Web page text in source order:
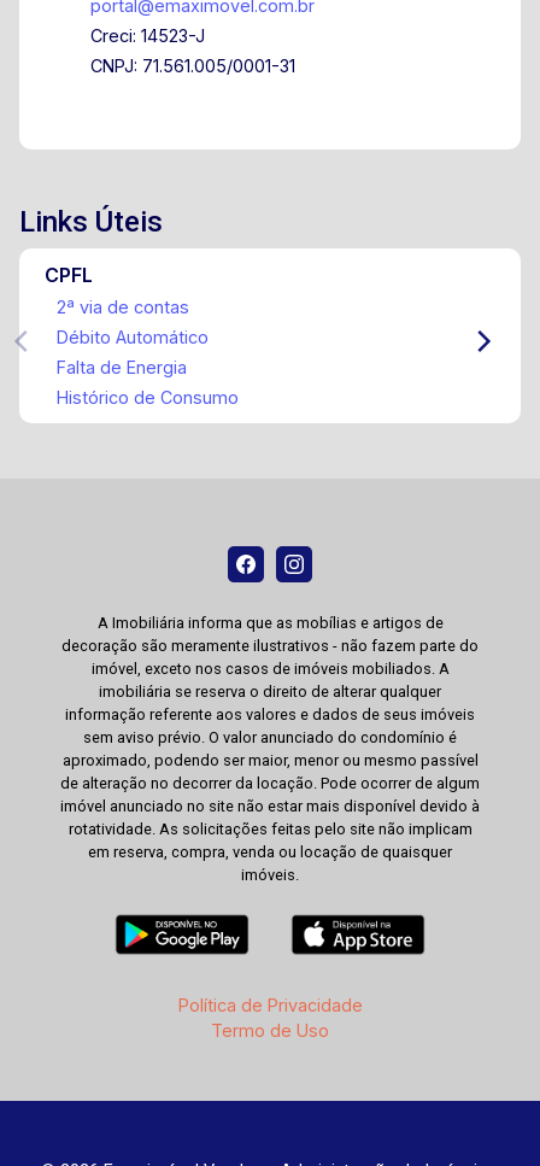
portal@emaximovel.com.br
Creci: 14523-J
CNPJ: 71.561.005/0001-31
Links Úteis
CPFL
2ª via de contas
Débito Automático
Falta de Energia
Histórico de Consumo
A Imobiliária informa que as mobílias e artigos de
decoração são meramente ilustrativos - não fazem parte do
imóvel, exceto nos casos de imóveis mobiliados. A
imobiliária se reserva o direito de alterar qualquer
informação referente aos valores e dados de seus imóveis
sem aviso prévio. O valor anunciado do condomínio é
aproximado, podendo ser maior, menor ou mesmo passível
de alteração no decorrer da locação. Pode ocorrer de algum
imóvel anunciado no site não estar mais disponível devido à
rotatividade. As solicitações feitas pelo site não implicam
em reserva, compra, venda ou locação de quaisquer
imóveis.
Política de Privacidade
Termo de Uso